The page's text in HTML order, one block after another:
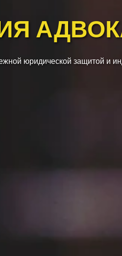
юридической защитой и